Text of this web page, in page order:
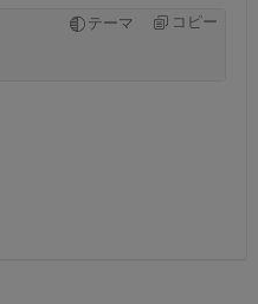
テーマ コピー